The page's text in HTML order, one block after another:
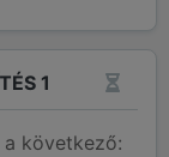
1
következő: